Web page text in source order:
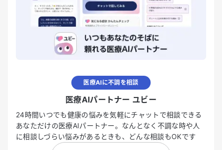
医療AIに不調を相談
医療AIパートナー ユビー
24時間いつでも健康の悩みを気軽にチャットで相談できる
あなただけの医療AIパートナー。なんとなく不調な時や人
に相談しづらい悩みがあるときも、どんな相談もOKです